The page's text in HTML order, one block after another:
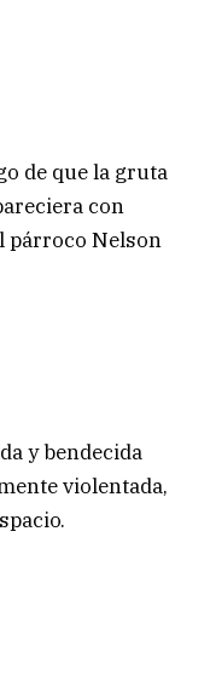
de que la gruta
con
párroco Nelson
y bendecida
violentada,